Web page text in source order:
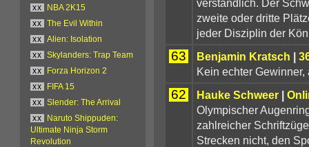
zweite oder dritte
jeder Disziplin der
63 Benjamin Kratsch |
Kein echter Gewinner,
62 Hauke Schweer|
Olympischer
zahlreicher
Strecken nicht, den
xx
NBA 2K15
xx
The Evil Within
xx
Alien: Isolation
xx
Skylanders: Trap Team
xx
Forza Horizon 2
xx
FIFA 15
xx
Slender: The Arrival
xx
Naruto Shippuden:
Ultimate Ninja Storm
Revolution